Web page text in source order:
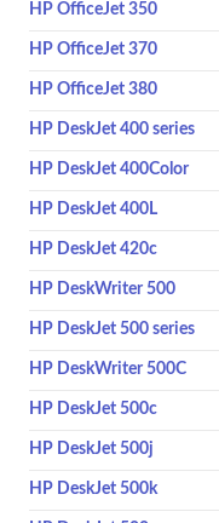
HP OfficeJet 350
HP OfficeJet 370
HP OfficeJet 380
HP DeskJet 400 series
HP DeskJet 400Color
HP DeskJet 400L
HP DeskJet 420c
HP DeskWriter 500
HP DeskJet 500 series
HP DeskWriter 500C
HP DeskJet 500c
HP DeskJet 500j
HP DeskJet 500k